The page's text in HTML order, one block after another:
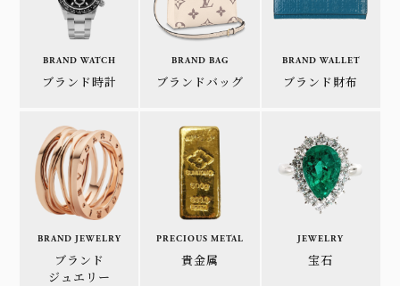
BRAND WATCH
ブランド時計
BRAND BAG
ブランドバッグ
BRAND WALLET
ブランド財布
BRAND JEWELRY
ブランド
ジュエリー
PRECIOUS METAL
貴金属
JEWELRY
宝石